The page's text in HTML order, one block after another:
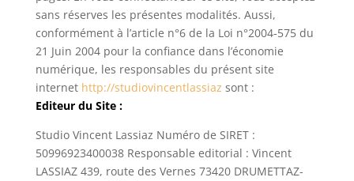
sans réserves les présentes modalités. Aussi,
conformément à l’article n°6 de la Loi n°2004-575 du
21 Juin 2004 pour la confiance dans l’économie
numérique, les responsables du présent site
internet http://studiovincentlassiaz sont :
Editeur du Site :
Studio Vincent Lassiaz Numéro de SIRET :
50996923400038 Responsable editorial : Vincent
LASSIAZ 439, route des Vernes 73420 DRUMETTAZ-